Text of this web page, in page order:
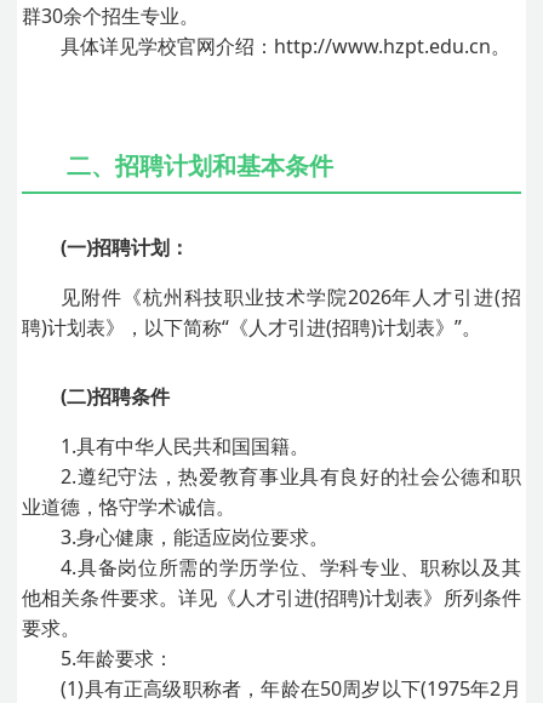
群30余个招生专业。
具体详见学校官网介绍：http://www.hzpt.edu.cn。
二、招聘计划和基本条件
(一)招聘计划：
见附件《杭州科技职业技术学院2026年人才引进(招
聘)计划表》，以下简称“《人才引进(招聘)计划表》”。
(二)招聘条件
1.具有中华人民共和国国籍。
2.遵纪守法，热爱教育事业具有良好的社会公德和职
业道德，恪守学术诚信。
3.身心健康，能适应岗位要求。
4.具备岗位所需的学历学位、学科专业、职称以及其
他相关条件要求。详见《人才引进(招聘)计划表》所列条件
要求。
5.年龄要求：
(1)具有正高级职称者，年龄在50周岁以下(1975年2月